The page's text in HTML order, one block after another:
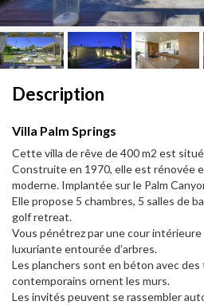
Description
Villa Palm Springs
Cette villa de rêve de 400 m2 est
Construite en 1970, elle est rénovée
moderne. Implantée sur le Palm
Elle propose 5 chambres, 5 salles de
golf retreat.
Vous pénétrez par une cour
luxuriante entourée d’arbres.
Les planchers sont en béton avec
contemporains ornent les murs.
Les invités peuvent se rassembler